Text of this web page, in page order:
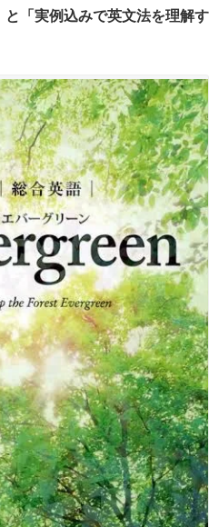
「実例込みで英文法を理解す